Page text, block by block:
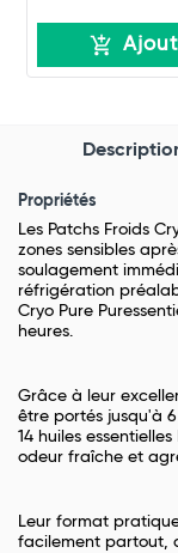
Propriétés
Les Patchs Froids
zones sensibles
soulagement
réfrigération
Cryo Pure
heures.
Grâce à leur
être portés jusqu'à
14 huiles
odeur fraîche et
Leur format
facilement partout,